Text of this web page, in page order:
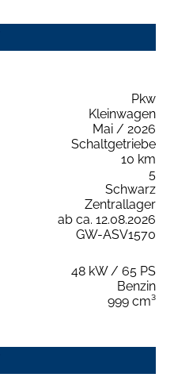
Pkw
Kleinwagen
Mai / 2026
Schaltgetriebe
10 km
5
Schwarz
Zentrallager
ab ca. 12.08.2026
GW-ASV1570
48 kW / 65 PS
Benzin
999 cm³